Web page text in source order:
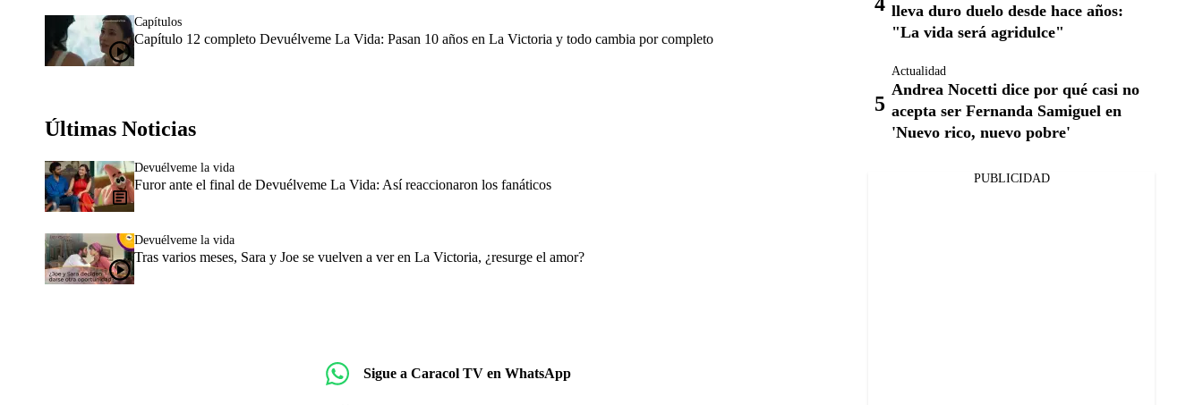
Capítulos
Capítulo 12 completo Devuélveme La Vida: Pasan 10 años en La Victoria y todo cambia por completo
Últimas Noticias
Devuélveme la vida
Furor ante el final de Devuélveme La Vida: Así reaccionaron los fanáticos
Devuélveme la vida
Tras varios meses, Sara y Joe se vuelven a ver en La Victoria, ¿resurge el amor?
Sigue a Caracol TV en WhatsApp
lleva duro duelo desde hace años:
"La vida será agridulce"
Actualidad
Andrea Nocetti dice por qué casi no
acepta ser Fernanda Samiguel en
'Nuevo rico, nuevo pobre'
PUBLICIDAD